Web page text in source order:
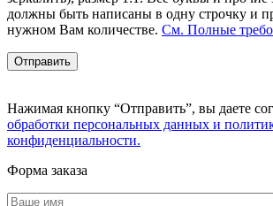
должны быть написаны в одну строчку и
нужном Вам количестве. См. Полные
Нажимая кнопку “Отправить”, вы даете
обработки персональных данных и
конфиденциальности.
Форма заказа